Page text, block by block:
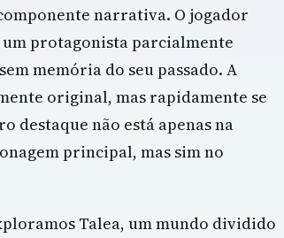
narrativa. O jogador
um protagonista parcialmente
memória do seu passado. A
original, mas rapidamente se
destaque não está apenas na
principal, mas sim no
Talea, um mundo dividido